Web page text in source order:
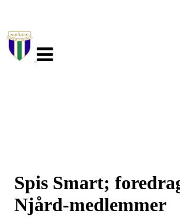
navigasjon
Spis Smart;
Njård-medlemmer